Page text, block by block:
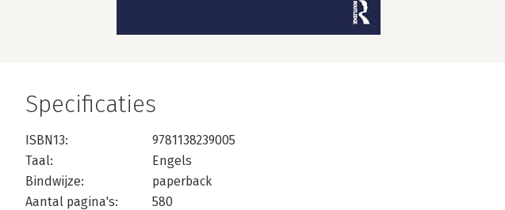
Specificaties
ISBN13:
9781138239005
Taal:
Engels
Bindwijze:
paperback
Aantal pagina's:
580